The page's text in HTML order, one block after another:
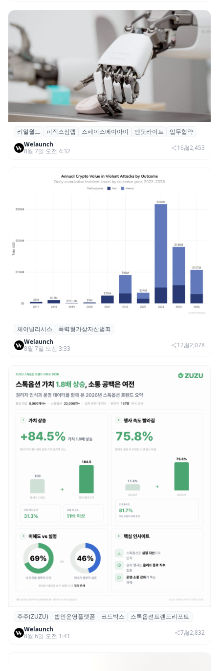
리얼월드, 로봇테크 스타트업 3곳과 손잡고
휴머노이드 표준 만든다
리얼월드 피직스심랩 스페이스에이아이 엔닷라이트
업무협약
Welaunch
8월 7일 오전 4:32
16 2,453
체이널리시스 “가상자산 보유자 대상 폭력
범죄 증가…상반기 탈취액 3000만 달러 돌파
체이널리시스
폭력형가상자산범죄
Welaunch
8월 7일 오전 3:33
12 2,078
스톡옵션 취소율 2년 만에 18.2%→31.3%…
권리 발생 즉시 행사 비중도 급증
주주(ZUZU) 법인운영플랫폼 코드박스
스톡옵션트렌드리포트
Welaunch
8월 6일 오전 1:41
7 2,832